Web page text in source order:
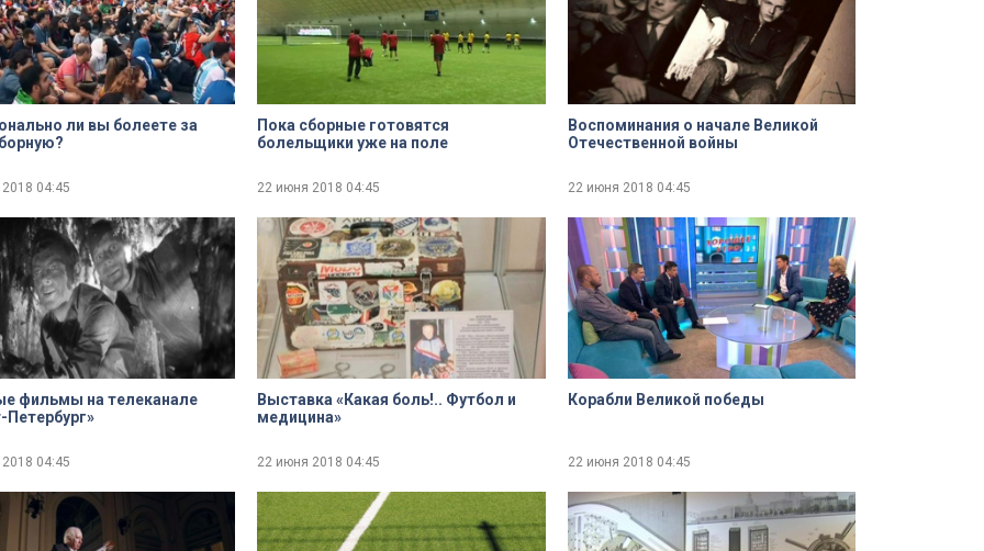
and close the window.
ли вы болеете за
04:45
Пока сборные готовятся
болельщики уже на поле
22 июня 2018 04:45
Воспоминания о начале Великой
Отечественной войны
22 июня 2018 04:45
фильмы на телеканале
Петербург»
04:45
Выставка «Какая боль!.. Футбол и
медицина»
22 июня 2018 04:45
Корабли Великой победы
22 июня 2018 04:45